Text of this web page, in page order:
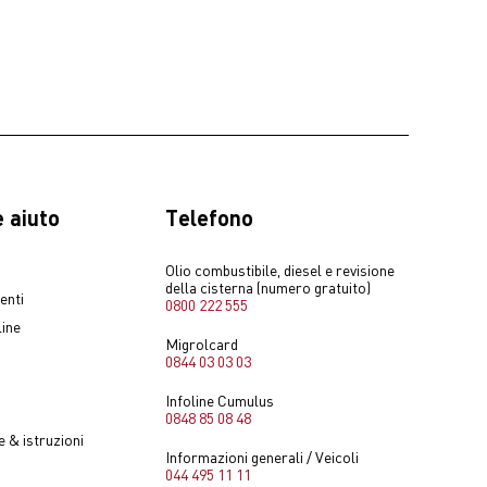
aiuto
& istruzioni
Telefono
Olio combustibile, diesel e revisione
della cisterna (numero gratuito)
0800 222 555
Migrolcard
0844 03 03 03
Infoline Cumulus
0848 85 08 48
Informazioni generali / Veicoli
044 495 11 11